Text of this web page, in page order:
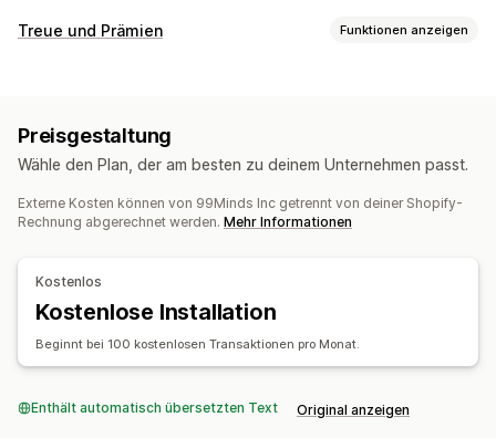
Kartenarten
Anpassung
Benutzerdefinierte Beträge
Benutzerdefiniertes Design
Geschenkbotschaften Ablaufdatum
Erinnerungen
Zustellungsoptionen
Massenversand Benutzerdefiniertes Datum
Geplante Zustellung SMS Persönlich
Treue und Prämien Funktionen anzeigen
Empfehlungen Geschenkgutschein-Programme
Cashback-Programme Digitale Wallets Spiele-Programme
Individuelle Programme
Preisgestaltung
Wähle den Plan, der am besten zu deinem Unternehmen passt.
Externe Kosten können von 99Minds Inc getrennt von deiner Shopify-
Rechnung abgerechnet werden. Mehr Informationen
Kostenlos
Kostenlose Installation
Beginnt bei 100 kostenlosen Transaktionen pro Monat.
Enthält automatisch übersetzten Text Original anzeigen